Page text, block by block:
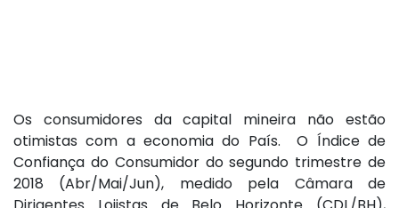
Os consumidores da capital mineira não estão
otimistas com a economia do País. O Índice de
Confiança do Consumidor do segundo trimestre de
2018 (Abr/Mai/Jun), medido pela Câmara de